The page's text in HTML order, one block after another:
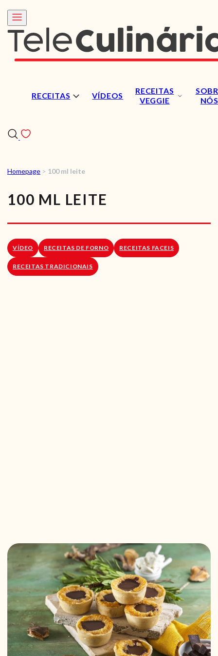
RECEITAS VÍDEOS
RECEITAS
VEGGIE
NÓS
VÍDEOS
RECEITAS VEGGIE
SOBRE NÓS
LOJA ONLINE
Homepage > 100 ml leite
100 ML LEITE
VÍDEO RECEITAS DE FORNO RECEITAS FACEIS
RECEITAS TRADICIONAIS